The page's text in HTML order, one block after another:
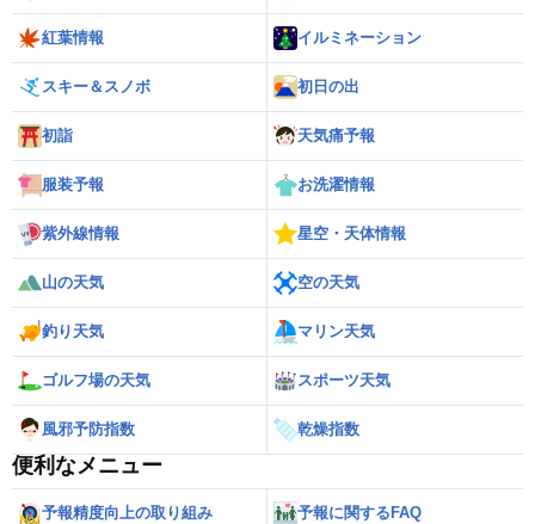
紅葉情報 イルミネーション
スキー＆スノボ 初日の出
初詣 天気痛予報
服装予報 お洗濯情報
紫外線情報 星空・天体情報
山の天気 空の天気
釣り天気 マリン天気
ゴルフ場の天気 スポーツ天気
風邪予防指数 乾燥指数
便利なメニュー
予報精度向上の取り組み 予報に関するFAQ